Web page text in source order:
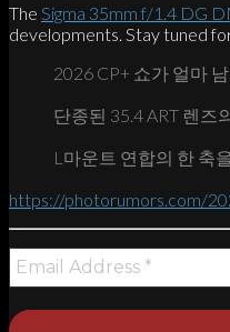
The Sigma 35mm f/1.4 DG
developments. Stay tuned
2026 CP+ 쇼가 얼마
단종된 35.4 ART 렌즈
L마운트 연합의 한 축
https://photorumors.com/